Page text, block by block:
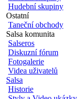
Hudební skupiny
Ostatní
Taneční obchody
Salsa komunita
Salseros
Diskuzní fórum
Fotogalerie
Videa uživatelů
Salsa
Historie